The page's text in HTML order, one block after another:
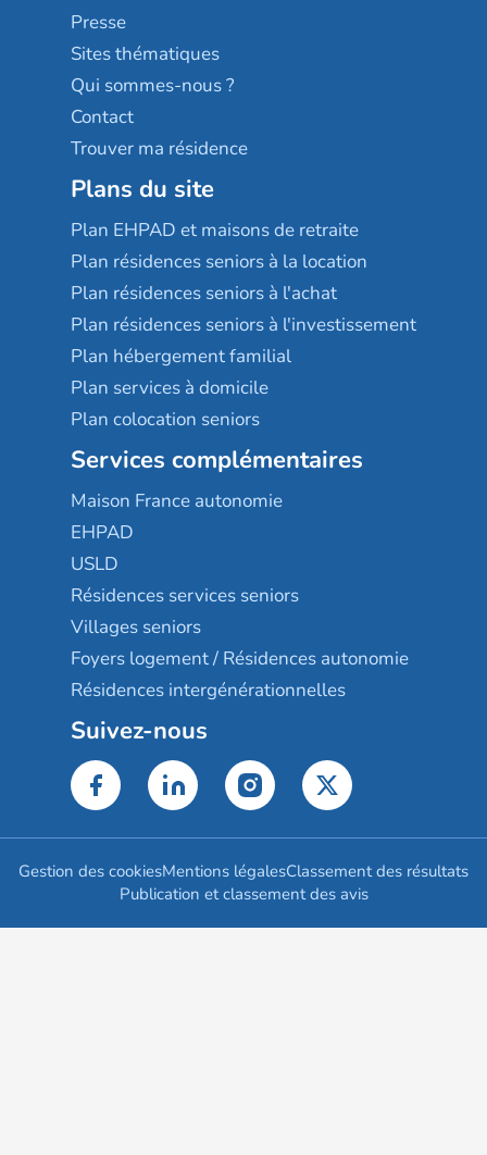
Sérénys
Résidences services Villa Médicis
Presse
Sites thématiques
Qui sommes-nous ?
Contact
Trouver ma résidence
Plans du site
Plan EHPAD et maisons de retraite
Plan résidences seniors à la location
Plan résidences seniors à l'achat
Plan résidences seniors à l'investissement
Plan hébergement familial
Plan services à domicile
Plan colocation seniors
Services complémentaires
Maison France autonomie
EHPAD
USLD
Résidences services seniors
Villages seniors
Foyers logement / Résidences autonomie
Résidences intergénérationnelles
Suivez-nous
Gestion des cookiesMentions légalesClassement des résultats
Publication et classement des avis